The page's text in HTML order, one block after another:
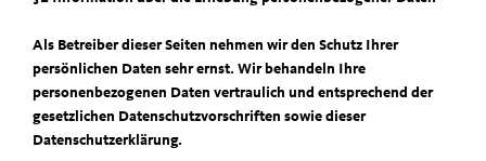
Als Betreiber dieser Seiten nehmen wir den Schutz Ihrer
persönlichen Daten sehr ernst. Wir behandeln Ihre
personenbezogenen Daten vertraulich und entsprechend der
gesetzlichen Datenschutzvorschriften sowie dieser
Datenschutzerklärung.